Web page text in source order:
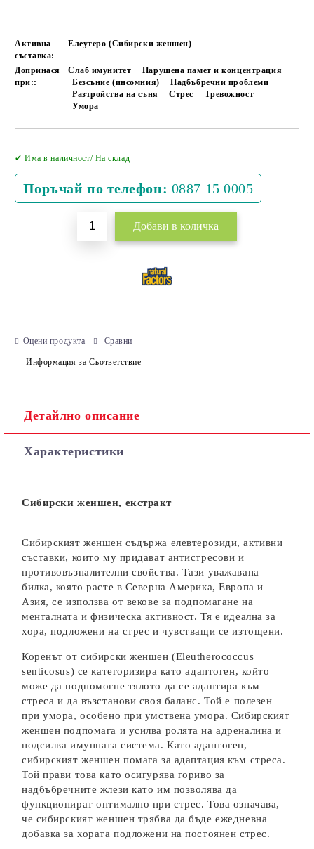
Активна
съставка:
Елеутеро (Сибирски женшен)
Допринася
при::
Слаб имунитет
Нарушена памет и концентрация
Безсъние (инсомния)
Надбъбречни проблеми
Разтройства на съня
Стрес
Тревожност
Умора
✔ Има в наличност/ На склад
Поръчай по телефон: 0887 15 0005
Оцени продукта Сравни
Информация за Съответствие
Детайлно описание
Характеристики
Сибирски женшен, екстракт
Сибирският женшен съдържа елевтерозиди, активни
съставки, които му придават антистресови и
противовъзпалителни свойства. Тази уважавана
билка, която расте в Северна Америка, Европа и
Азия, се използва от векове за подпомагане на
менталната и физическа активност. Тя е идеална за
хора, подложени на стрес и чувстващи се изтощени.
Коренът от сибирски женшен (Eleutherococcus
senticosus) се категоризира като адаптоген, който
може да подпомогне тялото да се адаптира към
стреса и да възстанови своя баланс. Той е полезен
при умора, особено при умствена умора. Сибирският
женшен подпомага и усилва ролята на адреналина и
подсилва имунната система. Като адаптоген,
сибирският женшен помага за адаптация към стреса.
Той прави това като осигурява гориво за
надбъбречните жлези като им позволява да
функционират оптимално при стрес. Това означава,
че сибирският женшен трябва да бъде ежедневна
добавка за хората подложени на постоянен стрес.